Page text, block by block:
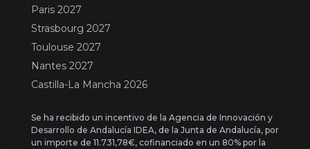
Paris 2027
Strasbourg 2027
Toulouse 2027
Nantes 2027
Castilla-La Mancha 2026
Se ha recibido un incentivo de la Agencia de Innovación y
Desarrollo de Andalucía IDEA, de la Junta de Andalucía, por
un importe de 11.731,78€, cofinanciado en un 80% por la